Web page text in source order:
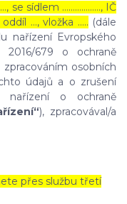
se sídlem ………………, IČ
…, vložka ….. (dále
nařízení Evropského
679 o ochraně
osobních
údajů a o zrušení
nařízení o ochraně
), zpracovával/a
přes službu třetí